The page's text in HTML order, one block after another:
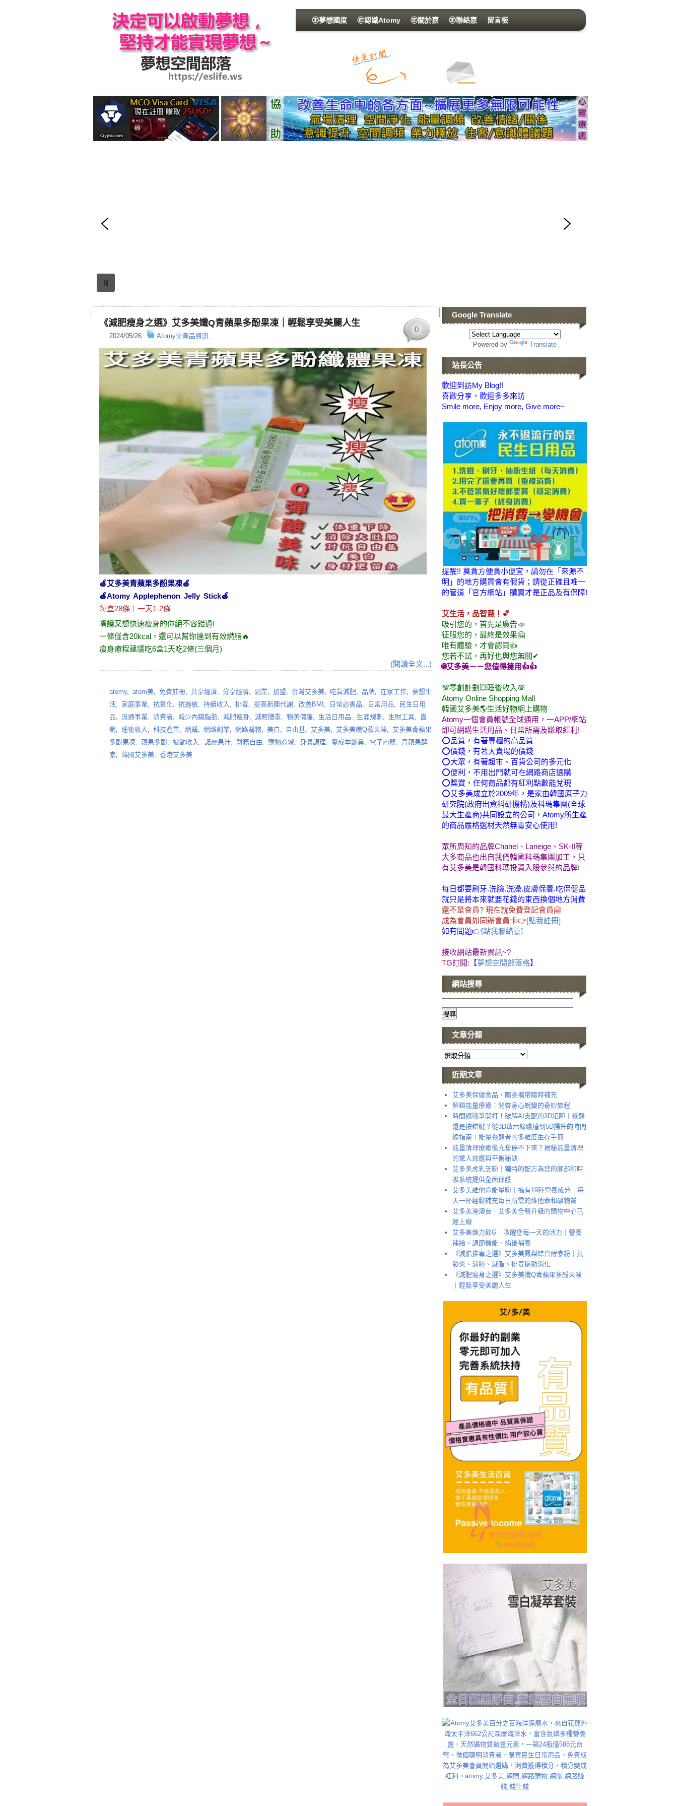
㊣夢想國度 ㊣認識Atomy ㊣關於嘉 ㊣聯絡嘉 留言板
《減肥瘦身之選》艾多美孅Q青蘋果多酚果凍｜輕鬆享受美麗人生
2024/05/26 Atomy❀產品資訊
0
🍏艾多美青蘋果多酚果凍🍏
🍏Atomy Applephenon Jelly Stick🍏
每盒28條｜一天1-2條
嘴饞又想快速瘦身的你絕不容錯過!
一條僅含20kcal，還可以幫你達到有效燃脂🔥
瘦身療程建議吃6盒1天吃2條(三個月)
(閱讀全文...)
atomy, atom美, 免費註冊, 共享經濟, 分享經濟, 副業, 加盟, 台灣艾多美, 吃貨減肥, 品牌, 在家工作, 夢想生
活, 家庭事業, 抗氧化, 抗過敏, 持續收入 , 排毒, 提高新陳代謝, 改善BMI , 日常必需品, 日常用品,
民生日用
品, 流通事業, 消費者, 減少內臟脂肪, 減肥瘦身, 減輕體重, 物美價廉, 生活日用品, 生涯規劃 , 生財工具, 直
銷, 睡後收入 , 科技產業, 網購, 網路創業, 網路購物, 美白, 自由基, 艾多美, 艾多美孅Q蘋果凍, 艾多美青蘋果
多酚果凍, 蘋果多酚, 被動收入 , 諾麗果汁, 財務自由, 購物商城, 身體調理, 零成本創業, 電子商務, 青蘋果酵
素, 韓國艾多美, 香港艾多美
Google Translate
Powered by Translate
站長公告
歡迎到訪My Blog!!
喜歡分享，歡迎多多來訪
Smile more, Enjoy more, Give more~
提醒!! 莫貪方便貪小便宜，請勿在「來源不
明」的地方購買會有假貨；請從正確且唯一
的管道「官方網站」購買才是正品及有保障!
艾生活，品智慧！💕
吸引您的，首先是廣告📣
征服您的，最終是效果🤗
唯有體驗，才會認同👍
您若不試，再好也與您無關✔
🌐艾多美－－您值得擁用👍👍
💯零創計劃💥睡後收入💯
Atomy Online Shopping Mall
韓國艾多美🌎生活好物網上購物
Atomy一個會員帳號全球通用，一APP/網站
即可網購生活用品、日常所需及賺取紅利!
⭕品質，有著專櫃的高品質
⭕價錢，有著大賣場的價錢
⭕大眾，有著超市、百貨公司的多元化
⭕便利，不用出門就可在網路商店選購
⭕獎賞，任何商品都有紅利點數能兌現
⭕艾多美成立於2009年，是家由韓國原子力
研究院(政府出資科研機構)及科瑪集團(全球
最大生產商)共同設立的公司，Atomy所生產
的商品嚴格選材天然無毒安心使用!
眾所周知的品牌Chanel、Laneige、SK-II等
大多商品也出自我們韓國科瑪集團加工，只
有艾多美是韓國科瑪投資入股參與的品牌!
每日都要刷牙.洗臉.洗澡.皮膚保養.吃保健品
就只是將本來就要花錢的東西換個地方消費
還不是會員? 現在就免費登記會員🤗
成為會員如同辦會員卡👉[點我註冊]
如有問題👉[點我聯絡嘉]
接收網站最新資訊~?
TG訂閱:【夢想空間部落格】
網站搜尋
文章分類
文
章
類
近期文章
艾多美保健食品，隨身攜帶隨時補充
解鎖能量療癒：開啓身心蛻變的奇妙旅程
時間線戰爭開打！破解AI支配的3D矩陣｜覺醒
還是按錯鍵？從3D啟示錄跳槽到5D揚升的時間
線指南｜能量覺醒者的多維度生存手冊
能量清理療癒後亢奮停不下來？揭秘能量清理
的驚人效應與平衡秘訣
艾多美虎乳芝粉｜獨特的配方為您的肺部和呼
吸系統提供全面保護
艾多美維他命能量粉｜擁有19種營養成分｜每
天一杯輕鬆補充每日所需的維他命和礦物質
艾多美港澳台｜艾多美全新升級的購物中心已
經上線
艾多美煥力飲G｜喚醒您每一天的活力｜營養
補給、調節機能、病後補養
《減脂排毒之選》艾多美鳳梨綜合酵素粉｜抗
發炎、消腫、減脂、排毒還助消化
《減肥瘦身之選》艾多美孅Q青蘋果多酚果凍
｜輕鬆享受美麗人生